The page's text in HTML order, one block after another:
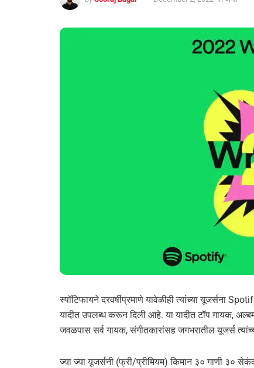
स्पॉटिफायने दरवर्षीप्रमाणे यावेळीही त्यांच्या यूजर्सना
यादीत उपलब्ध करून दिली आहे. या यादीत टॉप गायक,
जवळपास सर्व गायक, संगीतकारांसह जगभरातील यूजर्स
ज्या ज्या यूजर्सनी (फ्री/प्रीमियम) किमान ३० गाणी ३०